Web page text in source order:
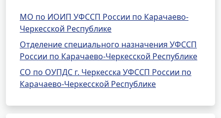
МО по ИОИП УФССП России по Карачаево-
Черкесской Республике
Отделение специального назначения УФССП
России по Карачаево-Черкесской Республике
СО по ОУПДС г. Черкесска УФССП России по
Карачаево-Черкесской Республике